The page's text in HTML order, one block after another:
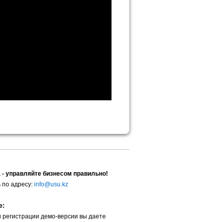
управляйте бизнесом правильно!
адресу: info@usu.kz
демо-версии вы даете